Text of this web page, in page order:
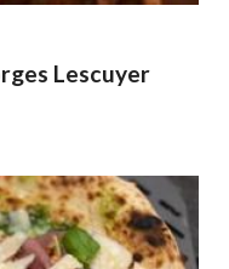
Lescuyer